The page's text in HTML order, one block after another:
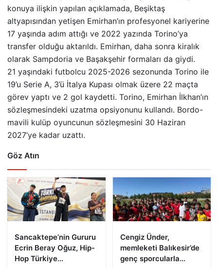
konuya ilişkin yapılan açıklamada, Beşiktaş
altyapısından yetişen Emirhan’ın profesyonel kariyerine
17 yaşında adım attığı ve 2022 yazında Torino’ya
transfer olduğu aktarıldı. Emirhan, daha sonra kiralık
olarak Sampdoria ve Başakşehir formaları da giydi.
21 yaşındaki futbolcu 2025-2026 sezonunda Torino ile
19’u Serie A, 3’ü İtalya Kupası olmak üzere 22 maçta
görev yaptı ve 2 gol kaydetti. Torino, Emirhan İlkhan’ın
sözleşmesindeki uzatma opsiyonunu kullandı. Bordo-
mavili kulüp oyuncunun sözleşmesini 30 Haziran
2027’ye kadar uzattı.
Göz Atın
Sancaktepe’nin Gururu
Ecrin Beray Oğuz, Hip-
Hop Türkiye
Cengiz Ünder,
memleketi Balıkesir’de
genç sporcularla